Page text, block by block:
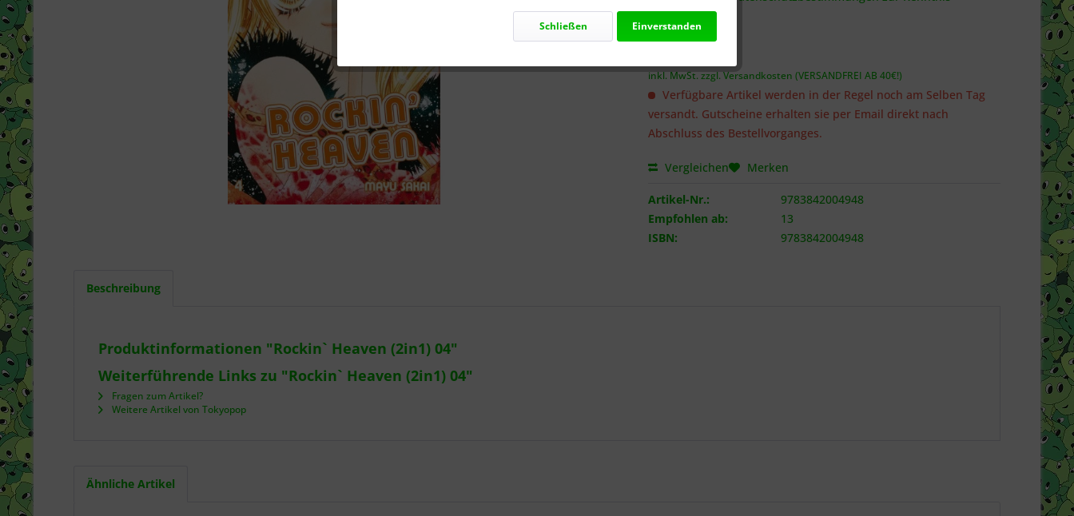
genommen.
inkl. MwSt.zzgl. Versandkosten (VERSANDFREI AB 40€!)
Verfügbare Artikel werden in der Regel noch am Selben Tag
versandt. Gutscheine erhalten sie per Email direkt nach
Abschluss des Bestellvorganges.
Vergleichen Merken
Artikel-Nr.:
9783842004948
Empfohlen ab:
13
ISBN:
9783842004948
Beschreibung
Produktinformationen "Rockin` Heaven (2in1) 04"
Weiterführende Links zu "Rockin` Heaven (2in1) 04"
Fragen zum Artikel?
Weitere Artikel von Tokyopop
Ähnliche Artikel
Einverstanden
Schließen